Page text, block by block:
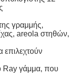
γραμμής,
areola στηθών,
επιλεχτούν
Ray γάμμα, που